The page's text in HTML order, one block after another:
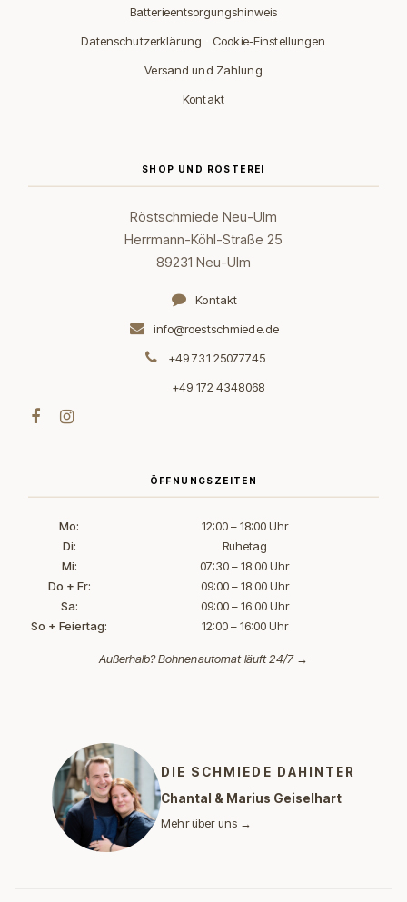
Batterieentsorgungshinweis
Datenschutzerklärung
Cookie-Einstellungen
Versand und Zahlung
Kontakt
SHOP UND RÖSTEREI
Röstschmiede Neu-Ulm
Herrmann-Köhl-Straße 25
89231 Neu-Ulm
Kontakt
info@roestschmiede.de
+49 731 25077745
+49 172 4348068
ÖFFNUNGSZEITEN
Mo:
12:00 – 18:00 Uhr
Di:
Ruhetag
Mi:
07:30 – 18:00 Uhr
Do + Fr:
09:00 – 18:00 Uhr
Sa:
09:00 – 16:00 Uhr
So + Feiertag:
12:00 – 16:00 Uhr
Außerhalb?Bohnenautomat läuft 24/7 →
DIE SCHMIEDE DAHINTER
Chantal & Marius Geiselhart
Mehr über uns →